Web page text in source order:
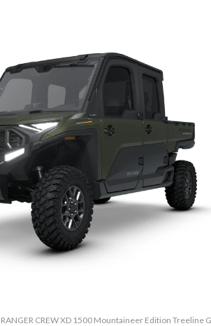
CREW XD 1500 Mountaineer Edition Treeline